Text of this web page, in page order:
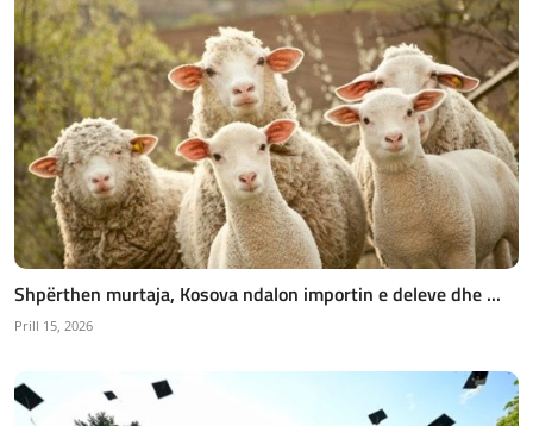
Shpërthen murtaja, Kosova ndalon importin e deleve dhe ...
Prill 15, 2026